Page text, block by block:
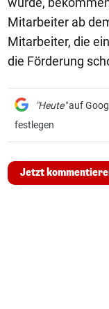
Mitarbeiter ab
Mitarbeiter, die
die Förderung
"Heute"auf
festlegen
Jetzt